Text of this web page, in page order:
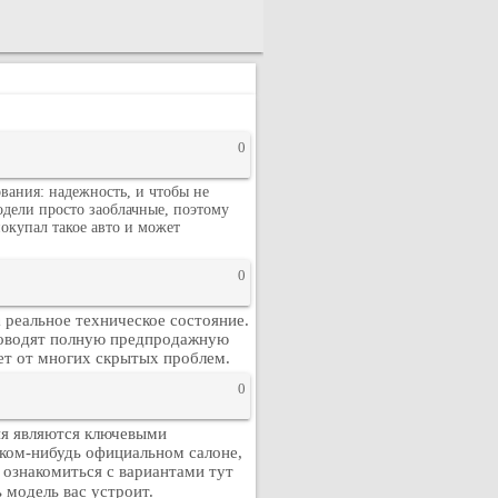
0
надежность, и чтобы не
просто заоблачные, поэтому
такое авто и может
0
техническое состояние.
полную предпродажную
от многих скрытых проблем.
0
являются ключевыми
нибудь официальном салоне,
с вариантами тут
вас устроит.